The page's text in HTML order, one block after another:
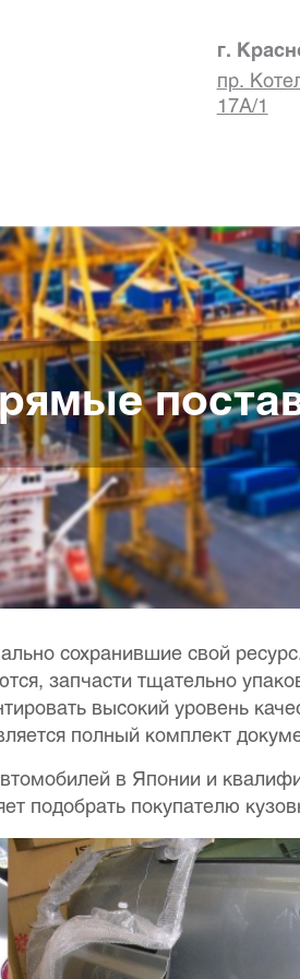
г.
пр.
17А/1
сохранившие свой
запчасти тщательно
высокий уровень
полный комплект
в Японии и
подобрать покупателю